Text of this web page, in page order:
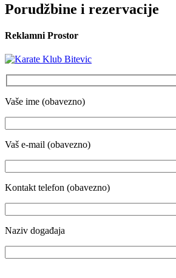
Porudžbine i rezervacije
Reklamni Prostor
Vaše ime (obavezno)
Vaš e-mail (obavezno)
Kontakt telefon (obavezno)
Naziv događaja